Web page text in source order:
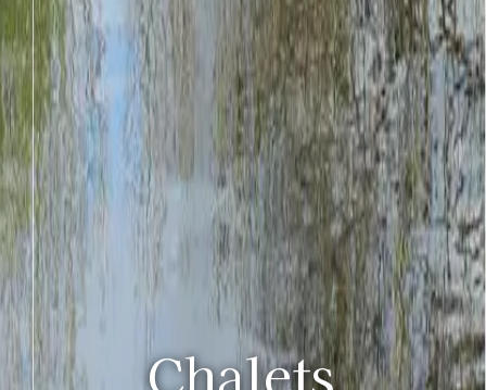
Chalets